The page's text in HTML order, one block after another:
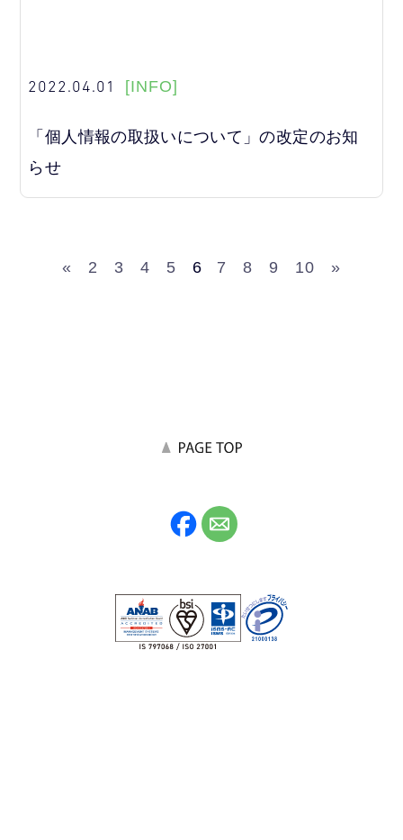
2022.04.01 [INFO]
「個人情報の取扱いについて」の改定のお知
らせ
« 2 3 4 5 6 7 8 9 10 »